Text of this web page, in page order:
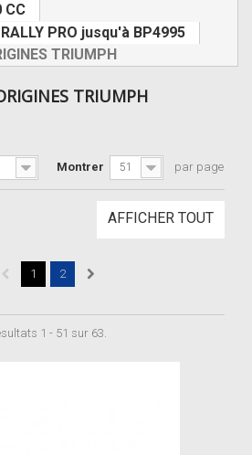
CC
PRO jusqu'à BP4995
TRIUMPH
TRIUMPH
Montrer 51 par page
AFFICHER TOUT
1 2
1 - 51 sur 63.